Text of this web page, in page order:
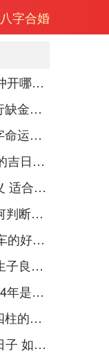
字合婚
2024辰冲开财库，2024年辰年会冲开哪些人的财库
五行缺金的人是不是没有财运 五行缺金的人命运好不好
己卯日生人八字富贵 己卯日的八字命运如何
2025年买车提车吉日分析 购车时的吉日与禁忌
2024年农历12月吉日对宝宝的意义 适合龙年宝宝出生的日子有哪些
龙年12月出生宝宝的吉日推荐 如何判断吉日是否适合宝宝
2025年提车吉日解析 如何判断提车的好日子
农历甲辰龙年12月生子吉日详解 生子良辰的影响因素
辛金2024年财官年，辛金命在2024年是财官年还是财印年
八字中的胎命身是什么,胎身命对四柱的影响
2024年农历12月宝宝出生的最佳日子 如何挑选适合的吉日